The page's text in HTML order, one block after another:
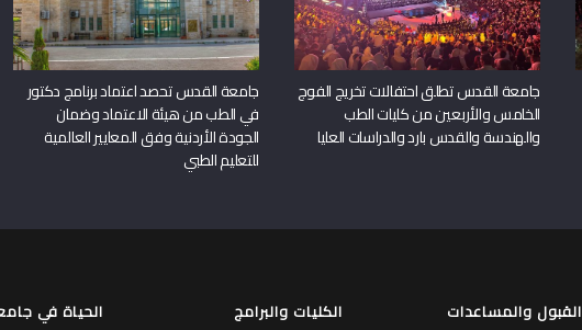
جامعة القدس تطلق احتفالات تخريج الفوج
الخامس والأربعين من كليات الطب
والهندسة والقدس بارد والدراسات العليا
جامعة القدس تحصد اعتماد برنامج دكتور
في الطب من هيئة الاعتماد وضمان
الجودة الأردنية وفق المعايير العالمية
للتعليم الطبي
القبول والمساعدات
الكليات والبرامج
الحياة في